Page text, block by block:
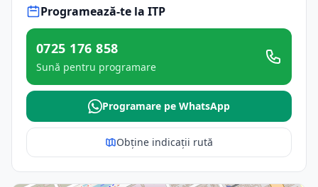
Programează-te la ITP
0725 176 858
Sună pentru programare
Programare pe WhatsApp
Obține indicații rută